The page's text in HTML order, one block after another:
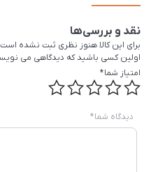
نقد و بررسی‌ها
برای این کالا هنوز نظری ثبت نشده
اولین کسی باشید که دیدگاهی می
امتیاز شما*
دیدگاه شما*